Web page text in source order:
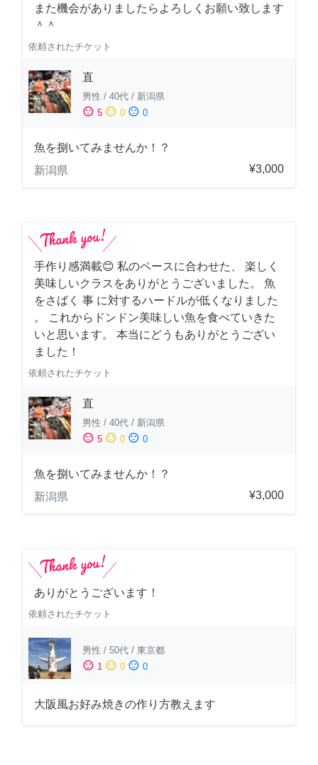
また機会がありましたらよろしくお願い致します
＾＾
依頼されたチケット
直
男性 / 40代 / 新潟県
sentiment_satisfied 5 sentiment_neutral 0 sentiment_dissatisfied 0
魚を捌いてみませんか！？
新潟県
¥3,000
手作り感満載😊 私のペースに合わせた、 楽しく
美味しいクラスをありがとうございました。 魚
をさばく 事 に対するハードルが低くなりました
。 これからドンドン美味しい魚を食べていきた
いと思います。 本当にどうもありがとうござい
ました！
依頼されたチケット
直
男性 / 40代 / 新潟県
sentiment_satisfied 5 sentiment_neutral 0 sentiment_dissatisfied 0
魚を捌いてみませんか！？
新潟県
¥3,000
ありがとうございます！
依頼されたチケット
男性 / 50代 / 東京都
sentiment_satisfied 1 sentiment_neutral 0 sentiment_dissatisfied 0
大阪風お好み焼きの作り方教えます